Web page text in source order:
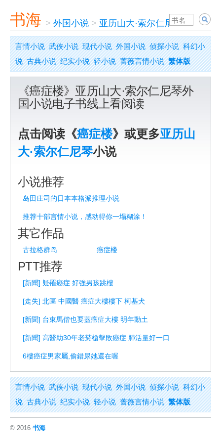
书海 > 外国小说 > 亚历山大·索尔仁尼琴>癌症楼
言情小说 武侠小说 现代小说 外国小说 侦探小说 科幻小
说 古典小说 纪实小说 轻小说 蔷薇言情小说 繁体版
《癌症楼》亚历山大·索尔仁尼琴外
国小说电子书线上看阅读
点击阅读《癌症楼》或更多亚历山
大·索尔仁尼琴小说
小说推荐
岛田庄司的日本本格派推理小说
推荐十部言情小说，感动得你一塌糊涂！
其它作品
古拉格群岛 癌症楼
PTT推荐
[新聞] 疑罹癌症 好強男孩跳樓
[走失] 北區 中國醫 癌症大樓樓下 柯基犬
[新聞] 台東馬偕也要蓋癌症大樓 明年動土
[新聞] 高醫助30年老菸槍擊敗癌症 肺活量好一口
6樓癌症男家屬,偷錯尿她還在喔
言情小说 武侠小说 现代小说 外国小说 侦探小说 科幻小
说 古典小说 纪实小说 轻小说 蔷薇言情小说 繁体版
© 2016 书海